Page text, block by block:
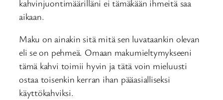
kahvinjuontimäärilläni ei tämäkään ihmeitä saa
aikaan.
Maku on ainakin sitä mitä sen luvataankin olevan
eli se on pehmeä. Omaan makumieltymykseeni
tämä kahvi toimii hyvin ja tätä voin mieluusti
ostaa toisenkin kerran ihan pääasialliseksi
käyttökahviksi.